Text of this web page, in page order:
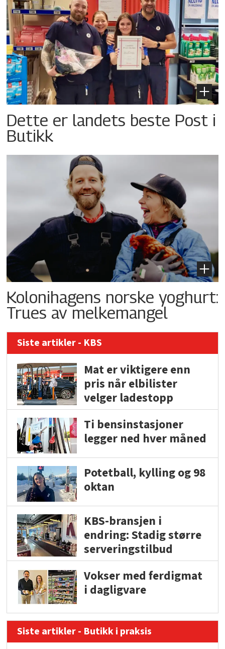
Dette er landets beste Post i
Butikk
Kolonihagens norske yoghurt:
Trues av melkemangel
Siste artikler - KBS
Mat er viktigere enn
pris når elbilister
velger ladestopp
Ti bensinstasjoner
legger ned hver måned
Potetball, kylling og 98
oktan
KBS-bransjen i
endring: Stadig større
serveringstilbud
Vokser med ferdigmat
i dagligvare
Siste artikler - Butikk i praksis